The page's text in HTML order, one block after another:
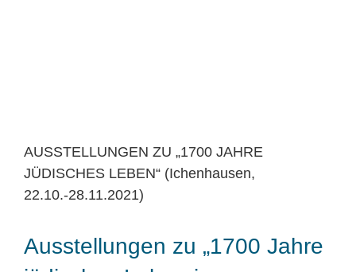
AUSSTELLUNGEN ZU „1700 JAHRE
JÜDISCHES LEBEN“ (Ichenhausen,
22.10.-28.11.2021)
Ausstellungen zu „1700 Jahre